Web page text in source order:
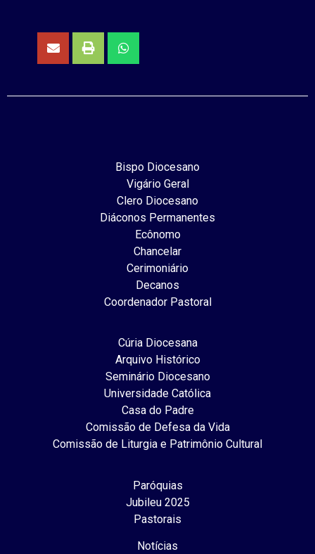
Bispo Diocesano
Vigário Geral
Clero Diocesano
Diáconos Permanentes
Ecônomo
Chancelar
Cerimoniário
Decanos
Coordenador Pastoral
Cúria Diocesana
Arquivo Histórico
Seminário Diocesano
Universidade Católica
Casa do Padre
Comissão de Defesa da Vida
Comissão de Liturgia e Patrimônio Cultural
Paróquias
Jubileu 2025
Pastorais
Notícias